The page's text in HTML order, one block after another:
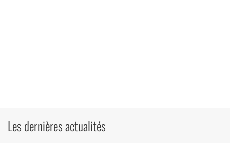
Les dernières actualités